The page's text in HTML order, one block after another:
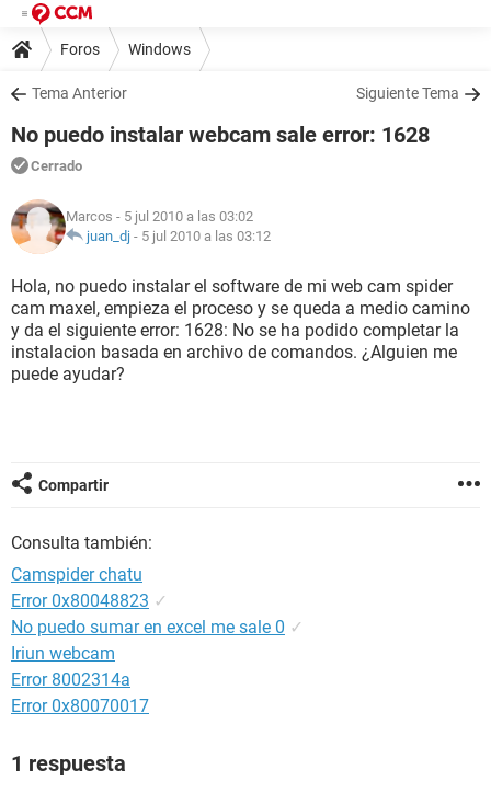
Foros Windows
Tema Anterior Siguiente Tema
No puedo instalar webcam sale error: 1628
Cerrado
Marcos - 5 jul 2010 a las 03:02
juan_dj - 5 jul 2010 a las 03:12
Hola, no puedo instalar el software de mi web cam spider
cam maxel, empieza el proceso y se queda a medio camino
y da el siguiente error: 1628: No se ha podido completar la
instalacion basada en archivo de comandos. ¿Alguien me
puede ayudar?
Compartir
Consulta también:
Camspider chatu
Error 0x80048823 ✓
No puedo sumar en excel me sale 0 ✓
Iriun webcam
Error 8002314a
Error 0x80070017
1 respuesta